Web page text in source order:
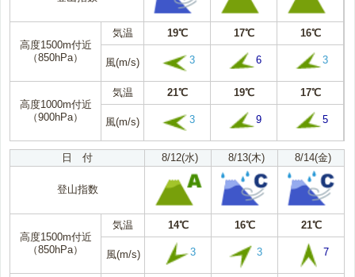
高度1500m付近
（850hPa）
気温 19℃ 17℃ 16℃
風(m/s) 3 6 3
高度1000m付近
（900hPa）
気温 21℃ 19℃ 17℃
風(m/s) 3 9 5
日 付 8/12(水) 8/13(木) 8/14(金)
登山指数
高度1500m付近
（850hPa）
気温 14℃ 16℃ 21℃
風(m/s) 3 3 7